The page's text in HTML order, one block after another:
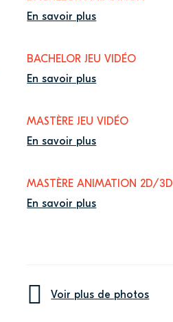
Voir plus de photos
En savoir plus
BACHELOR JEU VIDÉO
En savoir plus
MASTÈRE JEU VIDÉO
En savoir plus
MASTÈRE ANIMATION 2D/3D
En savoir plus